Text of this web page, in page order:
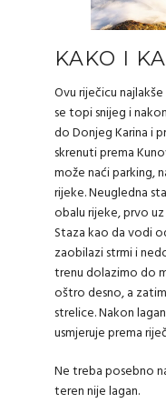
KAKO I
Ovu riječicu
se topi snijeg i
do Donjeg Karina i
skrenuti prema
može naći parking,
rijeke. Neugledna
obalu rijeke, prvo
Staza kao da vodi
zaobilazi strmi i
trenu dolazimo do
oštro desno, a
strelice. Nakon
usmjeruje prema
Ne treba posebno
teren nije lagan.